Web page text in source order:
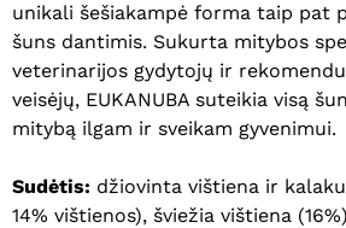
unikali šešiakampė forma taip pat
šuns dantimis. Sukurta mitybos
veterinarijos gydytojų ir
veisėjų, EUKANUBA suteikia visą
mitybą ilgam ir sveikam gyvenimui.
Sudėtis: džiovinta vištiena ir
14% vištienos), šviežia vištiena